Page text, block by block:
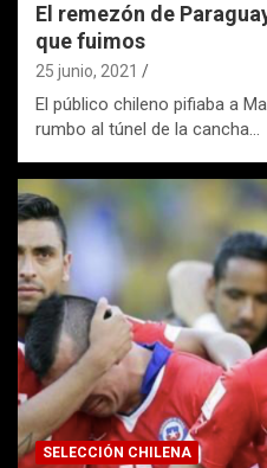
El remezón de
que fuimos
25 junio, 2021
El público chileno pifiaba a
rumbo al túnel de la cancha…
SELECCIÓN CHILENA